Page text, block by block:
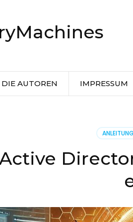
DIE AUTOREN IMPRESSUM